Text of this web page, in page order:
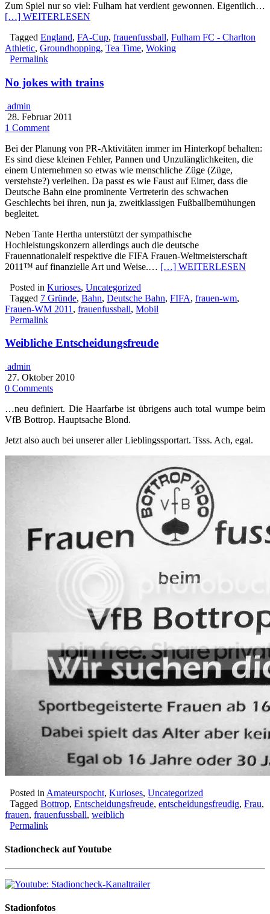
Zum Spiel nur so viel: Fulham hat verdient gewonnen. Eigentlich…
[…] WEITERLESEN
Tagged England, FA-Cup, frauenfussball, Fulham FC - Charlton
Athletic, Groundhopping, Tea Time, Woking
Permalink
No jokes with trains
admin
28. Februar 2011
1 Comment
Bei der Planung von PR-Aktivitäten immer im Hinterkopf behalten:
Es sind diese kleinen Fehler, Pannen und Unzulänglichkeiten, die
einem Unternehmen so etwas wie menschliche Züge (Züge,
verstehste?) verleihen. Da passt es wie Faust auf Eimer, dass die
Deutsche Bahn eine prominente Vertreterin des schwachen
Geschlechts bei ihren, nun ja, zweitklassigen Fußballbemühungen
begleitet.
Neben Tante Hertha unterstützt der sympathische
Hochleistungskonzern allerdings auch die deutsche
Frauennationalelf respektive die FIFA Frauen-Weltmeisterschaft
2011™ auf finanzielle Art und Weise.… […] WEITERLESEN
Posted in Kurioses, Uncategorized
Tagged 7 Gründe, Bahn, Deutsche Bahn, FIFA, frauen-wm,
Frauen-WM 2011 , frauenfussball, Mobil
Permalink
Weibliche Entscheidungsfreude
admin
27. Oktober 2010
0 Comments
…neu definiert. Die Haarfarbe ist übrigens auch total wumpe beim
VfB Bottrop. Hauptsache Blond.
Jetzt also auch bei unserer aller Lieblingssportart. Tsss. Ach, egal.
Posted in Amateurspocht, Kurioses, Uncategorized
Tagged Bottrop, Entscheidungsfreude, entscheidungsfreudig, Frau,
frauen, frauenfussball, weiblich
Permalink
Stadioncheck auf Youtube
Stadionfotos